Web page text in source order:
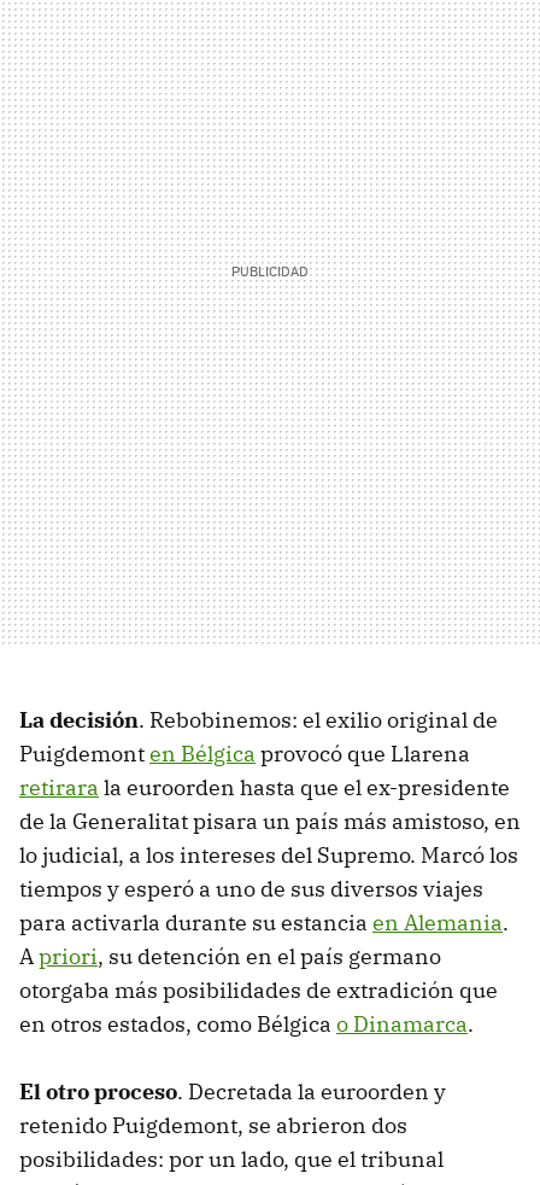
La decisión. Rebobinemos: el exilio original de
Puigdemonten Bélgica provocó que Llarena
retirara la euroorden hasta que el ex-presidente
de la Generalitat pisara un país más amistoso, en
lo judicial, a los intereses del Supremo. Marcó los
tiempos y esperó a uno de sus diversos viajes
para activarla durante su estancia en Alemania.
Apriori, su detención en el país germano
otorgaba más posibilidades de extradición que
en otros estados, como Bélgica o Dinamarca.
El otro proceso. Decretada la euroorden y
retenido Puigdemont, se abrieron dos
posibilidades: por un lado, que el tribunal